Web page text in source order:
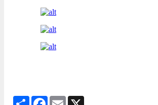
Share Facebook
Email